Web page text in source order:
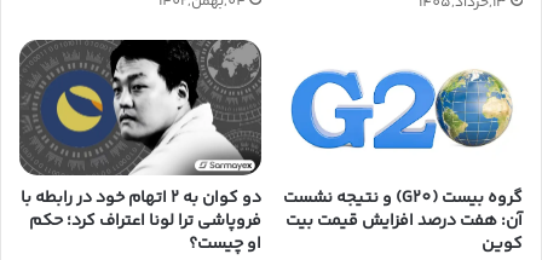
گروه بیست (G20) و نتیجه نشست
آن: هفت درصد افزایش قیمت بیت
کوین
دو کوان به ۲ اتهام خود در رابطه با
فروپاشی ترا لونا اعتراف کرد؛ حکم
او چیست؟